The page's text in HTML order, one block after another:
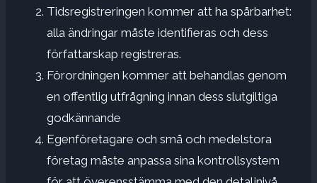
Tidsregistreringen kommer att ha spårbarhet:
alla ändringar måste identifieras och dess
författarskap registreras.
Förordningen kommer att behandlas genom
en offentlig utfrågning innan dess slutgiltiga
godkännande
Egenföretagare och små och medelstora
företag måste anpassa sina kontrollsystem